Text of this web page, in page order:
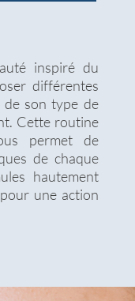
inspiré du
différentes
de son type de
Cette routine
permet de
de chaque
hautement
une action